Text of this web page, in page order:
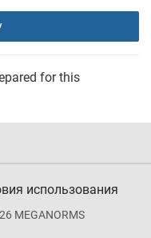
for this
использования
MEGANORMS